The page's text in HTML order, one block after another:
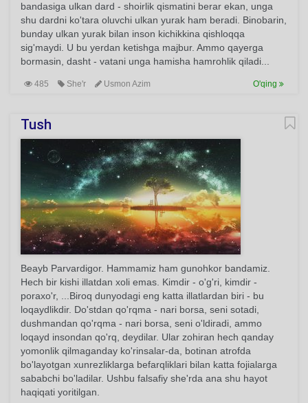
bandasiga ulkan dard - shoirlik qismatini berar ekan, unga
shu dardni ko'tara oluvchi ulkan yurak ham beradi. Binobarin,
bunday ulkan yurak bilan inson kichikkina qishloqqa
sig'maydi. U bu yerdan ketishga majbur. Ammo qayerga
bormasin, dasht - vatani unga hamisha hamrohlik qiladi...
485 She'r Usmon Azim O'qing
Tush
Beayb Parvardigor. Hammamiz ham gunohkor bandamiz.
Hech bir kishi illatdan xoli emas. Kimdir - o'g'ri, kimdir -
poraxo'r, ...Biroq dunyodagi eng katta illatlardan biri - bu
loqaydlikdir. Do'stdan qo'rqma - nari borsa, seni sotadi,
dushmandan qo'rqma - nari borsa, seni o'ldiradi, ammo
loqayd insondan qo'rq, deydilar. Ular zohiran hech qanday
yomonlik qilmaganday ko'rinsalar-da, botinan atrofda
bo'layotgan xunrezliklarga befarqliklari bilan katta fojialarga
sababchi bo'ladilar. Ushbu falsafiy she'rda ana shu hayot
haqiqati yoritilgan.